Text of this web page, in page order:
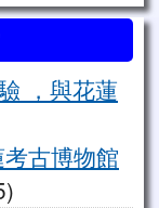
古博物館